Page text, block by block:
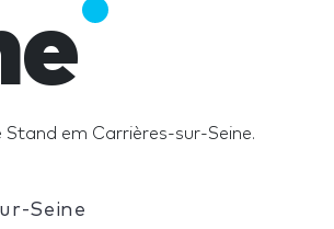
em Carrières-sur-Seine.
Seine